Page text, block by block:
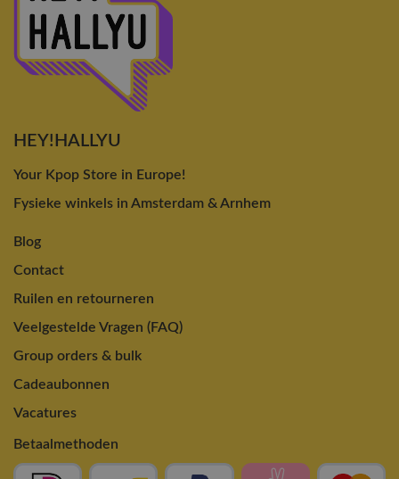
HEY!HALLYU
Your Kpop Store in Europe!
Fysieke winkels in Amsterdam & Arnhem
Blog
Contact
Ruilen en retourneren
Veelgestelde Vragen (FAQ)
Group orders & bulk
Cadeaubonnen
Vacatures
Betaalmethoden